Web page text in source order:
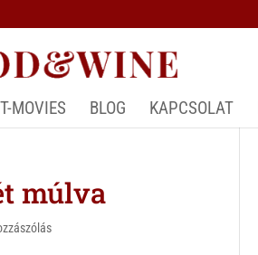
MOVIES BLOG KAPCSOLAT
múlva